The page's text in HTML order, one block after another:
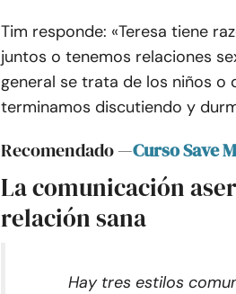
Tim responde: «Teresa tiene
juntos o tenemos relaciones
general se trata de los niños o
terminamos discutiendo y
Recomendado —Curso Save
La comunicación
relación sana
Hay tres estilos